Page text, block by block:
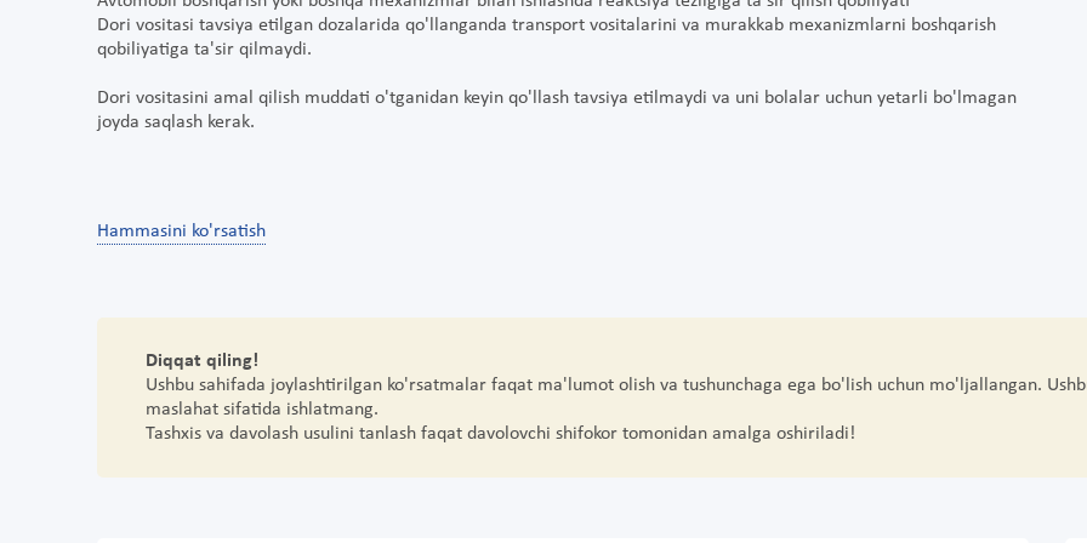
Dori vositasi tavsiya etilgan dozalarida qo'llanganda transport vositalarini va murakkab mexanizmlarni boshqarish
qobiliyatiga ta'sir qilmaydi.
Dori vositasini amal qilish muddati o'tganidan keyin qo'llash tavsiya etilmaydi va uni bolalar uchun yetarli bo'lmagan
joyda saqlash kerak.
Hammasini ko'rsatish
Diqqat qiling!
Ushbu sahifada joylashtirilgan ko'rsatmalar faqat ma'lumot olish va tushunchaga ega bo'lish uchun mo'ljallangan.
maslahat sifatida ishlatmang.
Tashxis va davolash usulini tanlash faqat davolovchi shifokor tomonidan amalga oshiriladi!